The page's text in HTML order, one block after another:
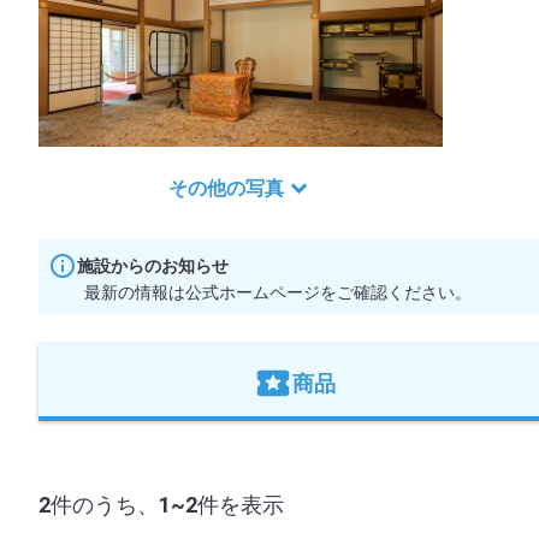
その他の写真
施設からのお知らせ
最新の情報は公式ホームページをご確認ください。
商品
2件のうち、 1~2件を表示